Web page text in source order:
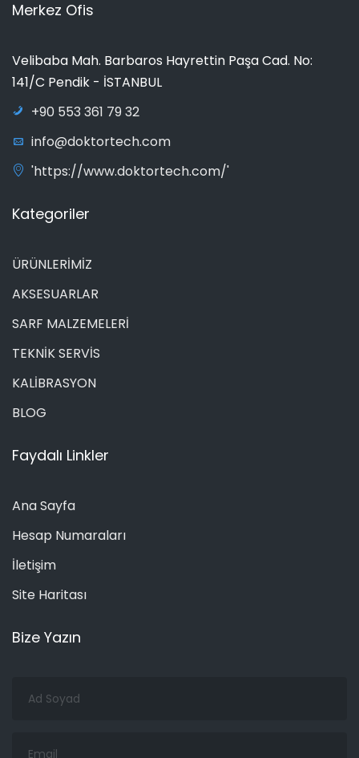
Merkez Ofis
Velibaba Mah. Barbaros Hayrettin Paşa Cad. No:
141/C Pendik - İSTANBUL
+90 553 361 79 32
info@doktortech.com
'https://www.doktortech.com/'
Kategoriler
ÜRÜNLERİMİZ
AKSESUARLAR
SARF MALZEMELERİ
TEKNİK SERVİS
KALİBRASYON
BLOG
Faydalı Linkler
Ana Sayfa
Hesap Numaraları
İletişim
Site Haritası
Bize Yazın
Soyad